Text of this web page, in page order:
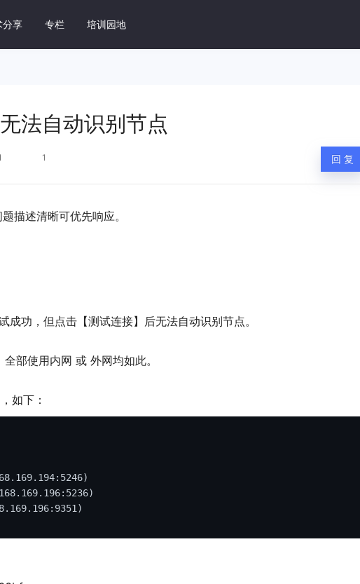
分享 专栏 培训园地
DM8 快速上手
掌握 DM8 SQL 优化核心技能
法自动识别节点
1 回 复
描述清晰可优先响应。
功，但点击【测试连接】后无法自动识别节点。
部使用内网 或 外网均如此。
如下：
. 169.194:5246)
. 169.196:5236)
. 169.196:9351 )